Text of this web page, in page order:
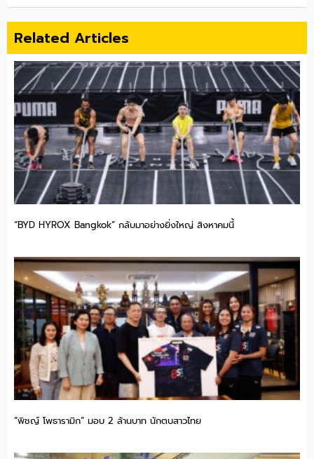
Related Articles
“BYD HYROX Bangkok” กลับมาอย่างยิ่งใหญ่ สิงหาคมนี้
“พิชญ์ โพธารามิก” มอบ 2 ล้านบาท นักตบสาวไทย